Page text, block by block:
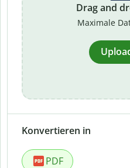
Drag and
Maximale
Konvertieren in
PDF